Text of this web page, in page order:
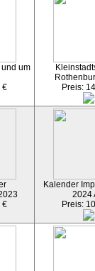
um
€
Preis:
€
Kalender
2024
Preis: